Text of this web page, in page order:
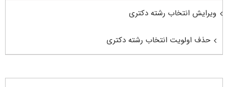
ویرایش انتخاب رشته دکتری
حذف اولویت انتخاب رشته دکتری